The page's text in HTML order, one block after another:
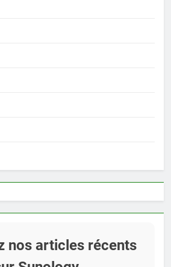
nos articles récents